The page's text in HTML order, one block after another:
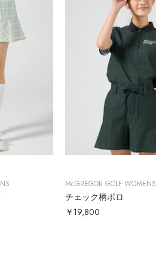
McGREGOR GOLF WOMENS
チェック柄ポロ
￥19,800